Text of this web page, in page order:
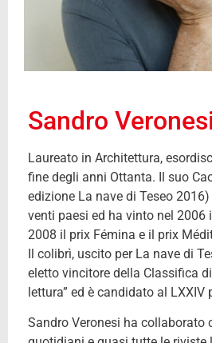
Sandro
Laureato in Architettura,
fine degli anni Ottanta. Il suo
edizione La nave di Teseo
venti paesi ed ha vinto nel 2006
2008 il prix Fémina e il prix
Il colibrì, uscito per La nave di
eletto vincitore della Classifica
lettura” ed è candidato al LXXIV
Sandro Veronesi ha collaborato